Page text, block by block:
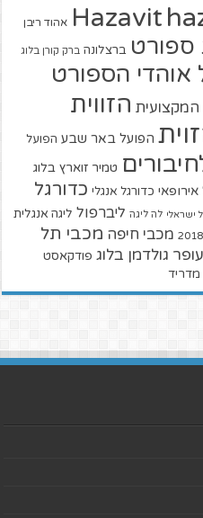
Hazavit אהוד ריבן
ספורט ברצלונה ברק קורן בלוג
הספורט
המקצועית הזווית
הפועל באר שבע הפועל
טמיר זוארץ בלוג
כדורגל אנגלי כדורגל
ישראלי לה ליגה ליברפול ליגה אנגלית
מכבי חיפה מכבי תל
עופר גולדמן בלוג פודקאסט
מדריד